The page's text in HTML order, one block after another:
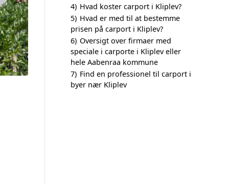
4) Hvad koster carport i Kliplev?
5) Hvad er med til at bestemme
prisen på carport i Kliplev?
6) Oversigt over firmaer med
speciale i carporte i Kliplev eller
hele Aabenraa kommune
7) Find en professionel til carport i
byer nær Kliplev